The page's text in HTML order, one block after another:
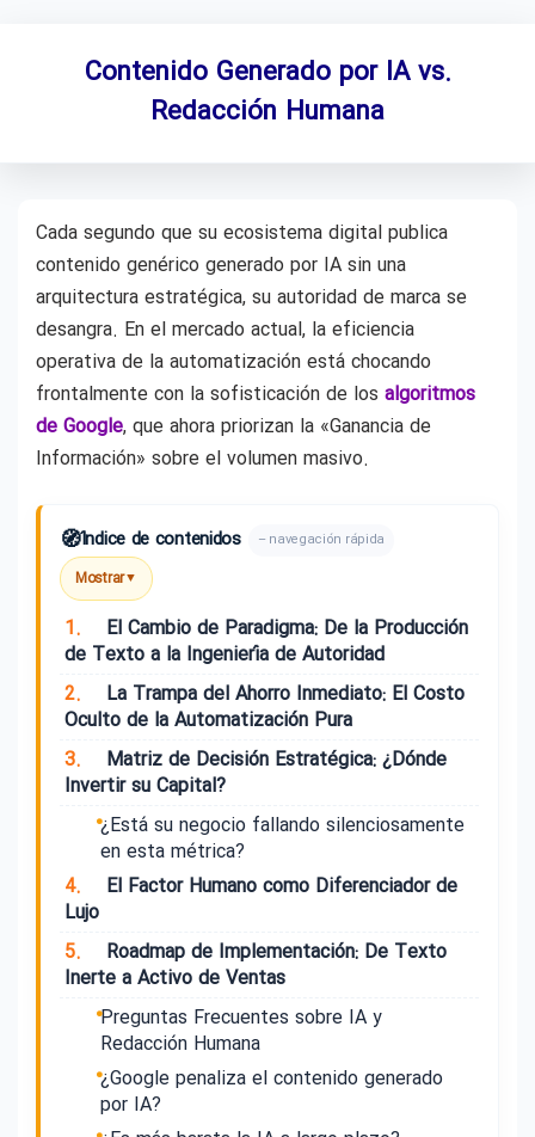
Contenido Generado por IA vs.
Redacción Humana
Cada segundo que su ecosistema digital publica
contenido genérico generado por IA sin una
arquitectura estratégica, su autoridad de marca se
desangra. En el mercado actual, la eficiencia
operativa de la automatización está chocando
frontalmente con la sofisticación de los algoritmos
de Google, que ahora priorizan la «Ganancia de
Información» sobre el volumen masivo.
🧭Índice de contenidos – navegación rápida
Mostrar▼
1.
El Cambio de Paradigma: De la Producción
de Texto a la Ingeniería de Autoridad
2.
La Trampa del Ahorro Inmediato: El Costo
Oculto de la Automatización Pura
3.
Matriz de Decisión Estratégica: ¿Dónde
Invertir su Capital?
¿Está su negocio fallando silenciosamente
en esta métrica?
4.
El Factor Humano como Diferenciador de
Lujo
5.
Roadmap de Implementación: De Texto
Inerte a Activo de Ventas
Preguntas Frecuentes sobre IA y
Redacción Humana
¿Google penaliza el contenido generado
por IA?